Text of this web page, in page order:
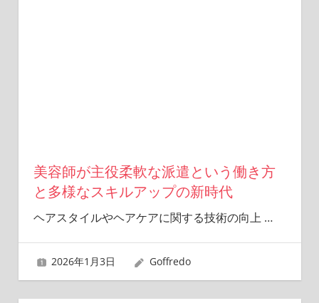
美容師が主役柔軟な派遣という働き方
と多様なスキルアップの新時代
ヘアスタイルやヘアケアに関する技術の向上 …
2026年1月3日 Goffredo